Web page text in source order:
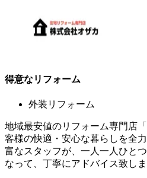
得意なリフォーム
外装リフォーム
地域最安値のリフォーム専門店
客様の快適・安心な暮らしを全
富なスタッフが、一人一人ひと
なって、丁寧にアドバイス致しま